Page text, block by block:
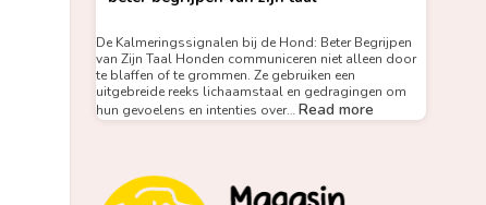
De Kalmeringssignalen bij de Hond: Beter Begrijpen
van Zijn Taal Honden communiceren niet alleen door
te blaffen of te grommen. Ze gebruiken een
uitgebreide reeks lichaamstaal en gedragingen om
hun gevoelens en intenties over… Read more